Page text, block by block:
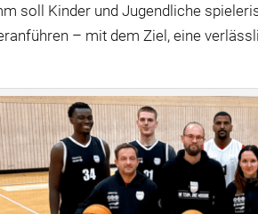
soll Kinder und Jugendliche
– mit dem Ziel, eine